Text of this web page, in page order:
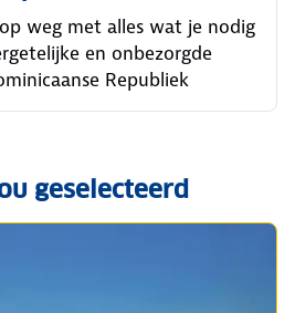
weg met alles wat je nodig
en onbezorgde
Republiek
geselecteerd